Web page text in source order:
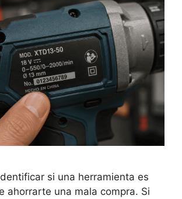
si una herramienta es
ahorrarte una mala compra. Si